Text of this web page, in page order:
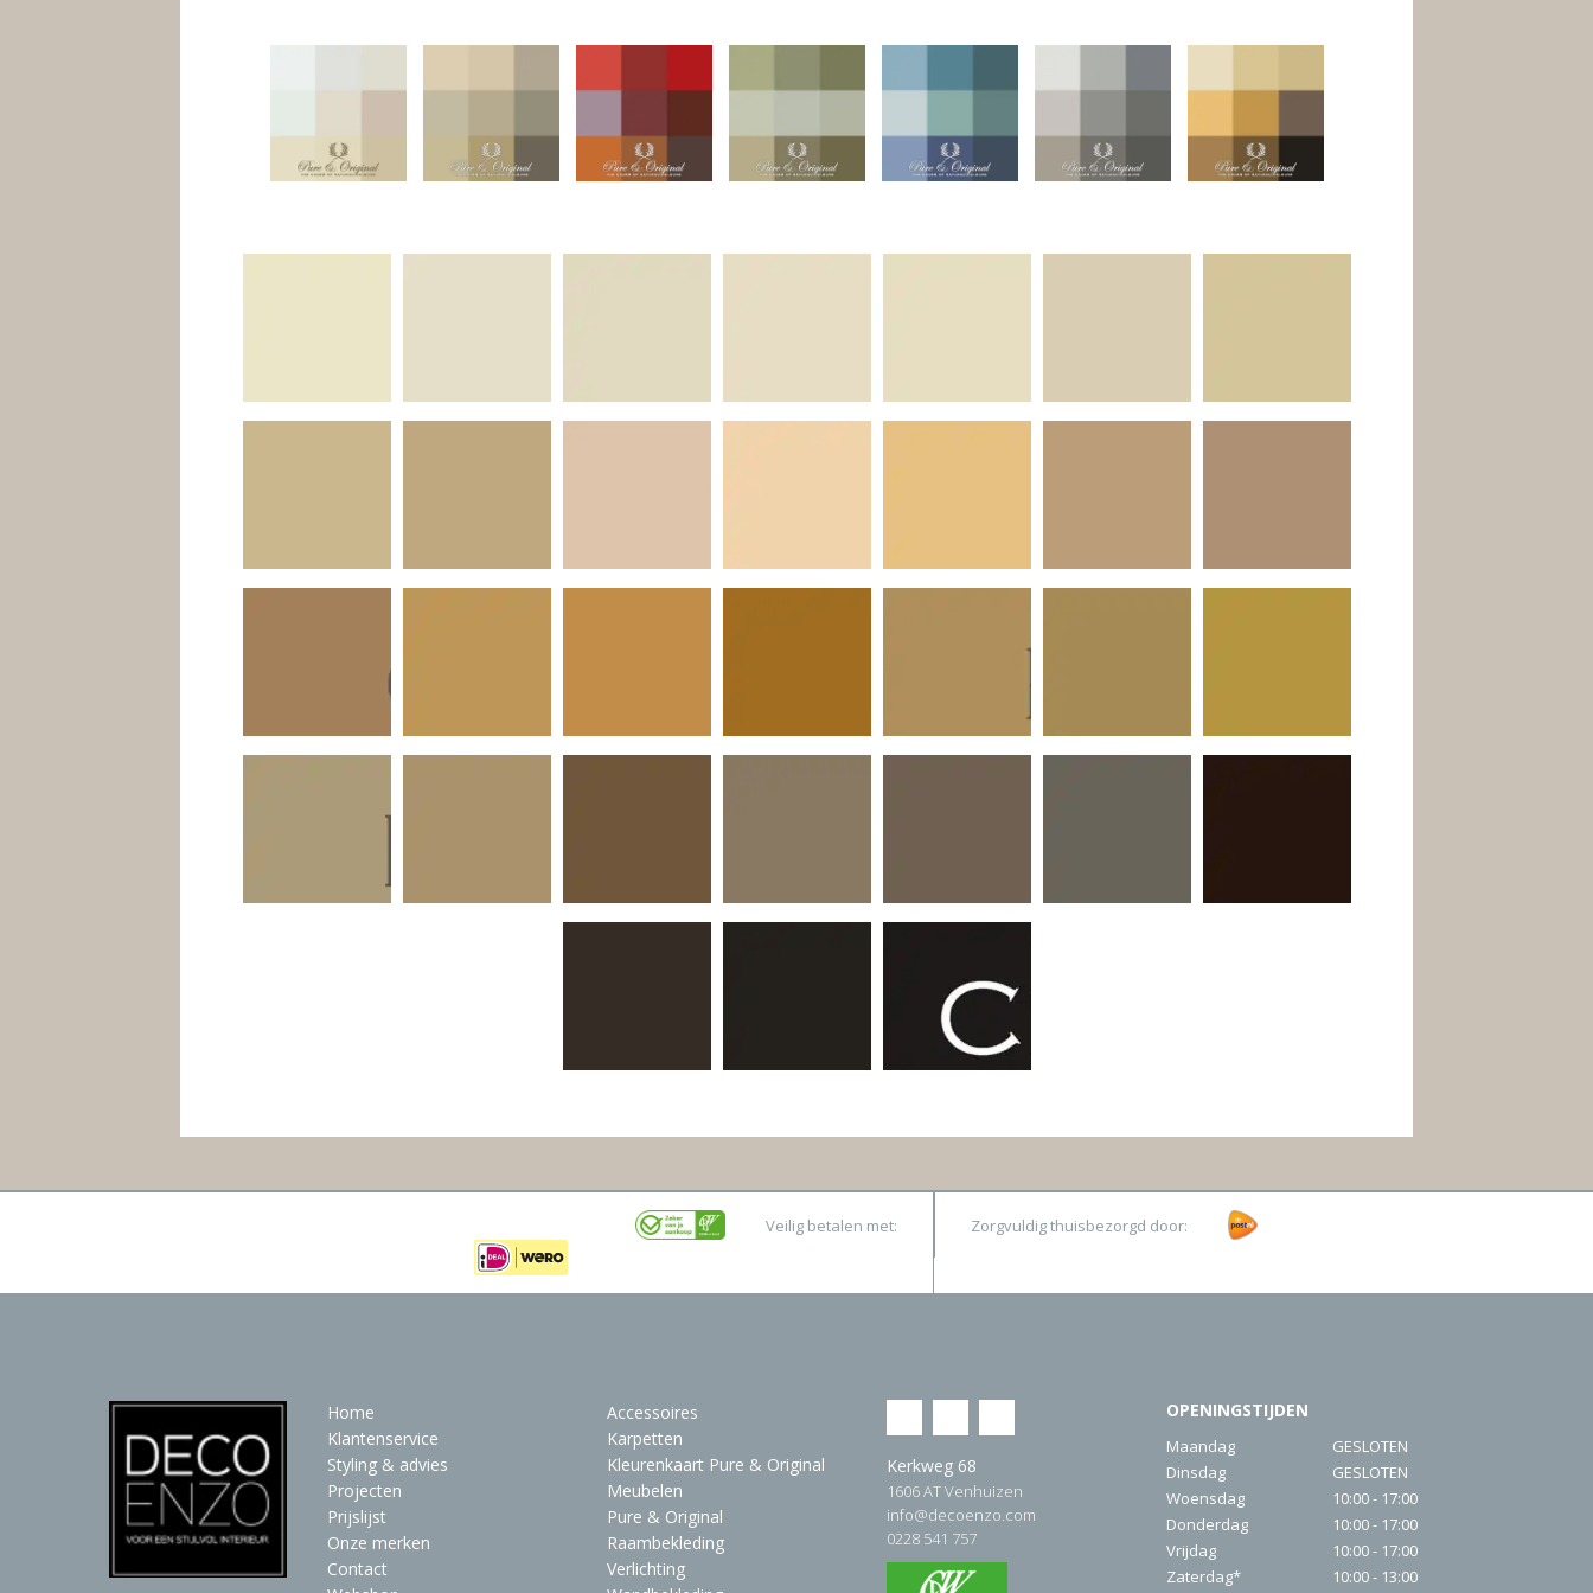
Veilig betalen met: Zorgvuldig thuisbezorgd door:
Home
Klantenservice
Styling & advies
Projecten
Prijslijst
Onze merken
Contact
Accessoires
Karpetten
Kleurenkaart Pure & Original
Meubelen
Pure & Original
Raambekleding
Verlichting
Kerkweg 68
1606 AT Venhuizen
info@decoenzo.com
0228 541 757
OPENINGSTIJDEN
Maandag
GESLOTEN
Dinsdag
GESLOTEN
Woensdag
10:00 - 17:00
Donderdag
10:00 - 17:00
Vrijdag
10:00 - 17:00
Zaterdag*
10:00 - 13:00